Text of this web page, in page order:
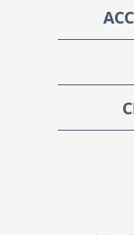
WSCC |